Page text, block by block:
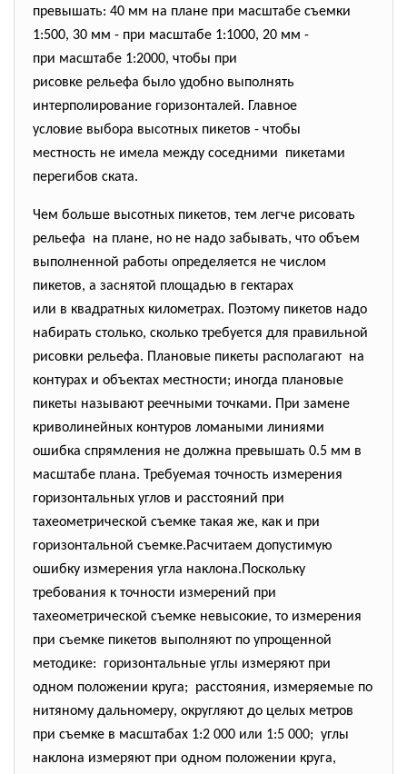
превышать: 40 мм на плане при масштабе съемки
1:500, 30 мм - при масштабе 1:1000, 20 мм -
при масштабе 1:2000, чтобы при
рисовке рельефа было удобно выполнять
интерполирование горизонталей. Главное
условие выбора высотных пикетов - чтобы
местность не имела между соседними пикетами
перегибов ската.
Чем больше высотных пикетов, тем легче рисовать
рельефа на плане, но не надо забывать, что объем
выполненной работы определяется не числом
пикетов, а заснятой площадью в гектарах
или в квадратных километрах. Поэтому пикетов надо
набирать столько, сколько требуется для правильной
рисовки рельефа. Плановые пикеты располагают на
контурах и объектах местности; иногда плановые
пикеты называют реечными точками. При замене
криволинейных контуров ломаными линиями
ошибка спрямления не должна превышать 0.5 мм в
масштабе плана. Требуемая точность измерения
горизонтальных углов и расстояний при
тахеометрической съемке такая же, как и при
горизонтальной съемке.Расчитаем допустимую
ошибку измерения угла наклона.Поскольку
требования к точности измерений при
тахеометрической съемке невысокие, то измерения
при съемке пикетов выполняют по упрощенной
методике: горизонтальные углы измеряют при
одном положении круга; расстояния, измеряемые по
нитяному дальномеру, округляют до целых метров
при съемке в масштабах 1:2 000 или 1:5 000; углы
наклона измеряют при одном положении круга,